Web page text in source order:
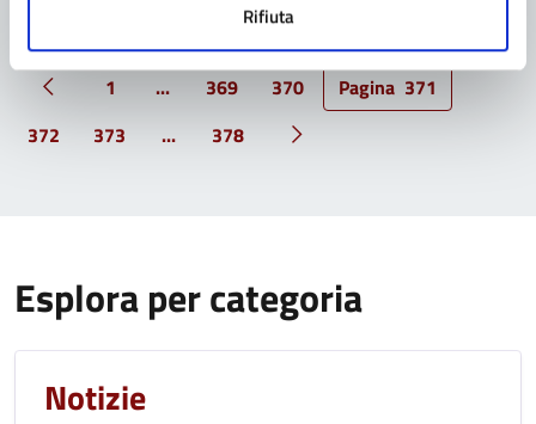
Rifiuta
Pagina precedente
1 ... 369 370 Pagina 371
372
373 ... 378 Pagina successiva
Esplora per categoria
Notizie